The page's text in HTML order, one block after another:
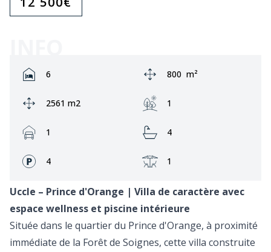
Rooms:
6 Zone:
800 m²
Ground area:
2561 m2 Jardin:
1
Garage:
1 Bathrooms:
4
Façades:
4 Terrasse:
1
Uccle – Prince d'Orange | Villa de caractère avec
espace wellness et piscine intérieure
Située dans le quartier du Prince d'Orange, à proximité
immédiate de la Forêt de Soignes, cette villa construite